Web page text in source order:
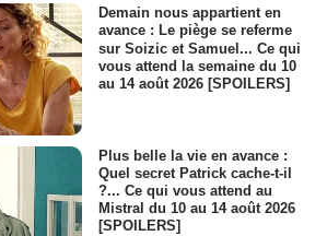
Demain nous appartient en
avance : Le piège se referme
sur Soizic et Samuel... Ce qui
vous attend la semaine du 10
au 14 août 2026 [SPOILERS]
Plus belle la vie en avance :
Quel secret Patrick cache-t-il
?... Ce qui vous attend au
Mistral du 10 au 14 août 2026
[SPOILERS]